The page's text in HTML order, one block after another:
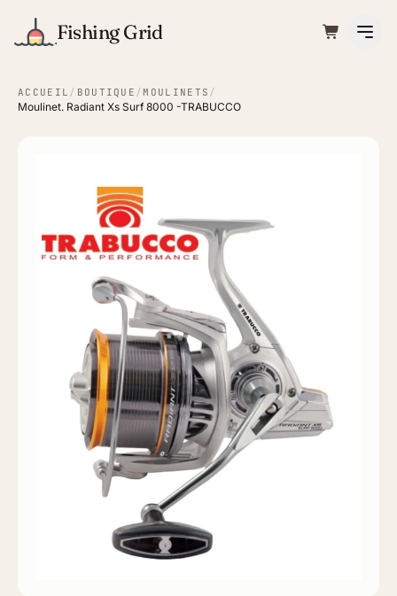
Fishing Grid
ACCUEIL / BOUTIQUE / MOULINETS /
Moulinet. Radiant Xs Surf 8000 -TRABUCCO